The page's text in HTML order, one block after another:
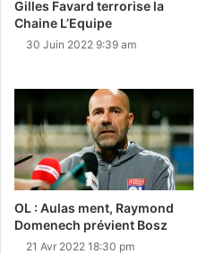
Gilles Favard terrorise la
Chaine L’Equipe
30 Juin 2022 9:39 am
OL : Aulas ment, Raymond
Domenech prévient Bosz
21 Avr 2022 18:30 pm